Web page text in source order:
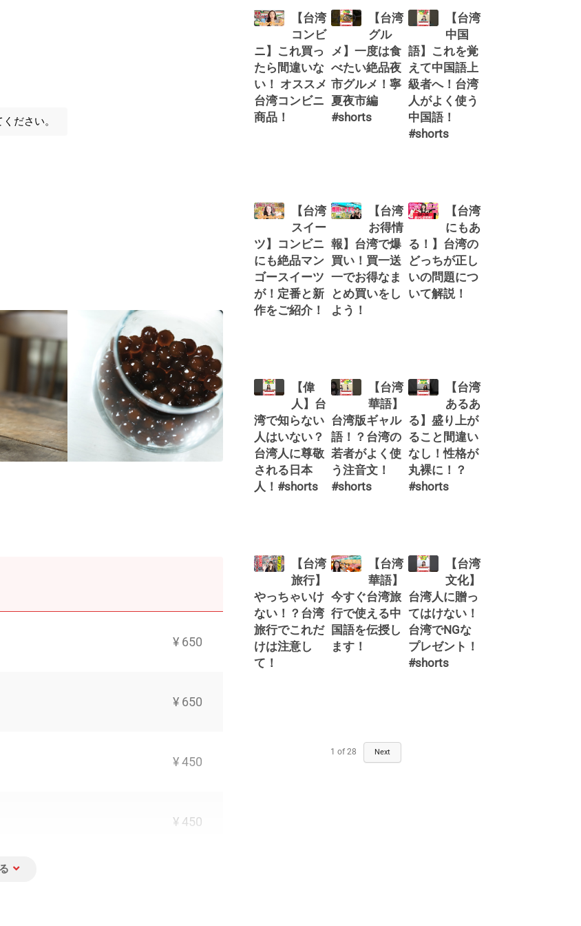
ださい。
¥ 650
¥ 650
¥ 450
¥ 450
【台湾
コンビ
ニ】これ買っ
たら間違いな
い！ オススメ
台湾コンビニ
商品！
【台湾
グル
メ】一度は食
べたい絶品夜
市グルメ！寧
夏夜市編
#shorts
【台湾
中国
語】これを覚
えて中国語上
級者へ！台湾
人がよく使う
中国語！
#shorts
【台湾
スイー
ツ】コンビニ
にも絶品マン
ゴースイーツ
が！定番と新
作をご紹介！
【台湾
お得情
報】台湾で爆
買い！買一送
一でお得なま
とめ買いをし
よう！
【台湾
にもあ
る！】台湾の
どっちが正し
いの問題につ
いて解説！
【偉
人】台
湾で知らない
人はいない？
台湾人に尊敬
される日本
人！#shorts
【台湾
華語】
台湾版ギャル
語！？台湾の
若者がよく使
う注音文！
#shorts
【台湾
あるあ
る】盛り上が
ること間違い
なし！性格が
丸裸に！？
#shorts
【台湾
旅行】
やっちゃいけ
ない！？台湾
旅行でこれだ
けは注意し
て！
【台湾
華語】
今すぐ台湾旅
行で使える中
国語を伝授し
ます！
【台湾
文化】
台湾人に贈っ
てはけない！
台湾でNGな
プレゼント！
#shorts
1 of 28 Next